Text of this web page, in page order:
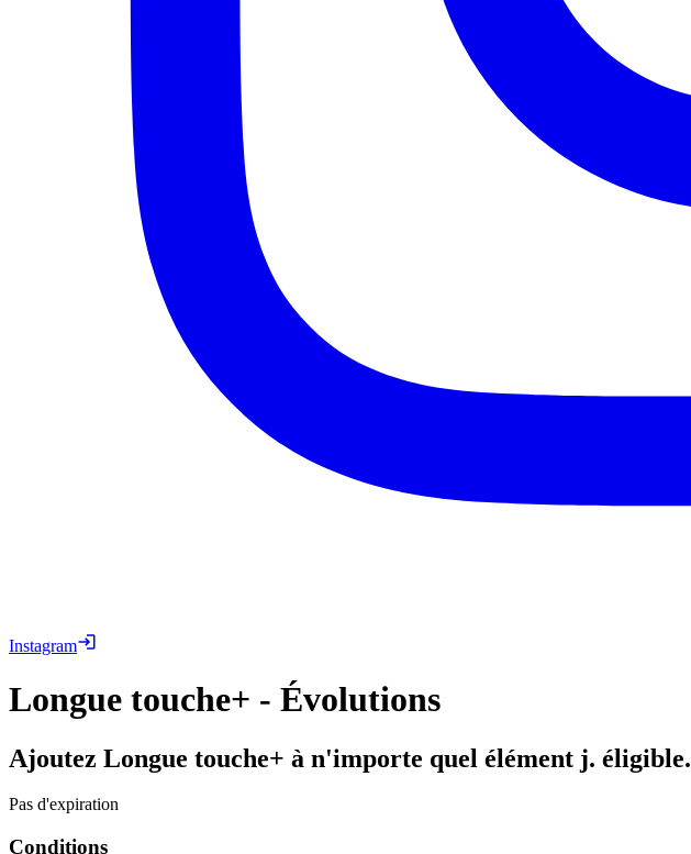
Instagram
Longue touche+ - Évolutions
Ajoutez Longue touche+ à n'importe quel élément j. éligible.
Pas d'expiration
Conditions